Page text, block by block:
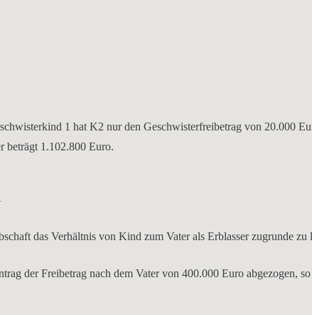
1 hat K2 nur den Geschwisterfreibetrag von 20.000
beträgt 1.102.800 Euro.
das Verhältnis von Kind zum Vater als Erblasser zugrunde zu
der Freibetrag nach dem Vater von 400.000 Euro abgezogen,